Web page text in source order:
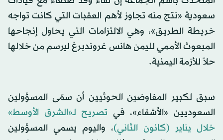
سعودية «نتج منه تجاوز لأهم العقبات التي كانت تواجه
خريطة الطريق»، وهي الالتزامات التي يحاول إنجاحها
المبعوث الأممي لليمن هانس غروندبرغ ليرسم من خلالها
حلاً للأزمة اليمنية.
سبق لكبير المفاوضين الحوثيين أن سمّى المسؤولين
السعوديين «الأشقاء»، في تصريح لـ«الشرق الأوسط»
خلال يناير (كانون الثاني)، واليوم يسمي المسؤولين